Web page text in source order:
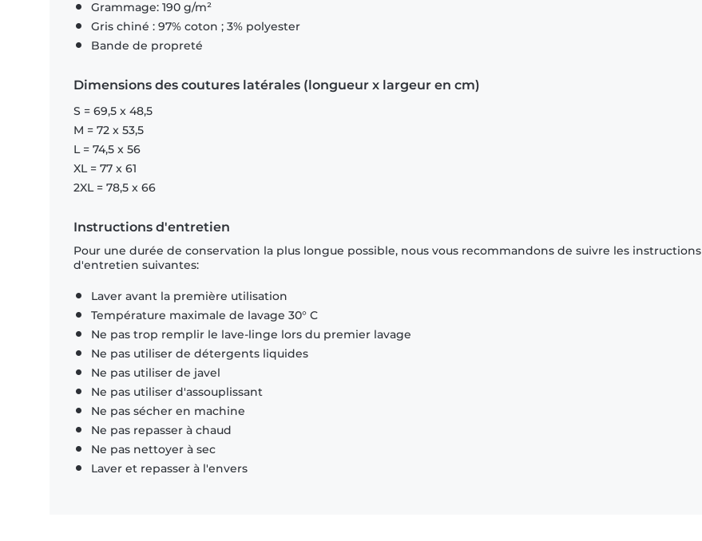
Grammage: 190 g/m²
Gris chiné : 97% coton ; 3% polyester
Bande de propreté
Dimensions des coutures latérales (longueur x largeur en cm)
S = 69,5 x 48,5
M = 72 x 53,5
L = 74,5 x 56
XL = 77 x 61
2XL = 78,5 x 66
Instructions d'entretien
Pour une durée de conservation la plus longue possible, nous vous recommandons de suivre les instructions
d'entretien suivantes:
Laver avant la première utilisation
Température maximale de lavage 30° C
Ne pas trop remplir le lave-linge lors du premier lavage
Ne pas utiliser de détergents liquides
Ne pas utiliser de javel
Ne pas utiliser d'assouplissant
Ne pas sécher en machine
Ne pas repasser à chaud
Ne pas nettoyer à sec
Laver et repasser à l'envers